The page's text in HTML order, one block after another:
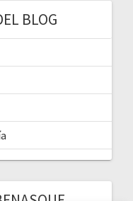
BLOG